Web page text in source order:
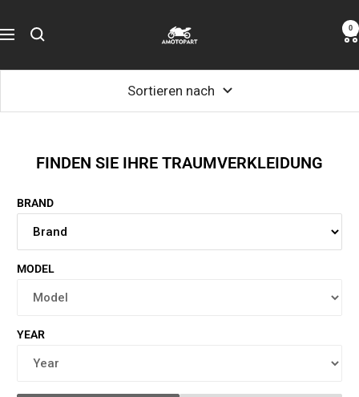
Inhalt
Navigation
Amotopart 0
Sortieren nach
FINDEN SIE IHRE TRAUMVERKLEIDUNG
BRAND
MODEL
YEAR